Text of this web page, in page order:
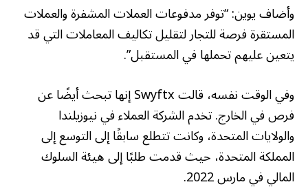
وأضاف يوين: “توفر مدفوعات العملات المشفرة والعملات
المستقرة فرصة للتجار لتقليل تكاليف المعاملات التي قد
يتعين عليهم تحملها في المستقبل”.
وفي الوقت نفسه، قالت Swyftx إنها تبحث أيضًا عن
فرص في الخارج. تخدم الشركة العملاء في نيوزيلندا
والولايات المتحدة، وكانت تتطلع سابقًا إلى التوسع إلى
المملكة المتحدة، حيث قدمت طلبًا إلى هيئة السلوك
المالي في مارس 2022.